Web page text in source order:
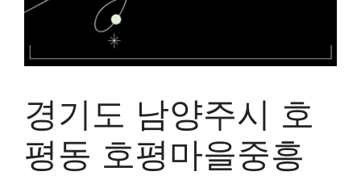
경기도 남양주시 호
평동 호평마을중흥